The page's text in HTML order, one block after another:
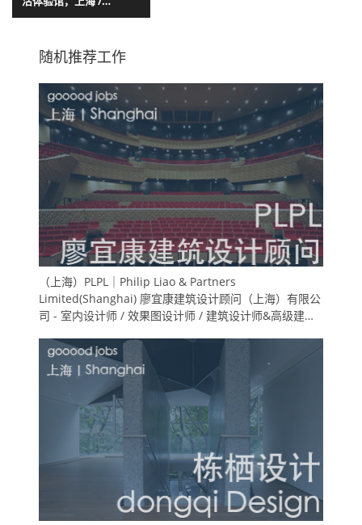
Wutopia Lab
随机推荐工作
（上海）PLPL｜Philip Liao & Partners
Limited(Shanghai) 廖宜康建筑设计顾问（上海）有限公
司 - 室内设计师 / 效果图设计师 / 建筑设计师&高级建筑